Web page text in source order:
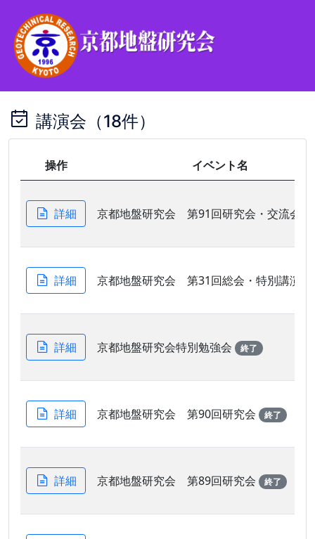
講演会（18件）
操作 イベント名
詳細 京都地盤研究会 第91回研究会・交流会
詳細 京都地盤研究会 第31回総会・特別講演会
詳細 京都地盤研究会特別勉強会 終了
詳細 京都地盤研究会 第90回研究会 終了
詳細 京都地盤研究会 第89回研究会 終了